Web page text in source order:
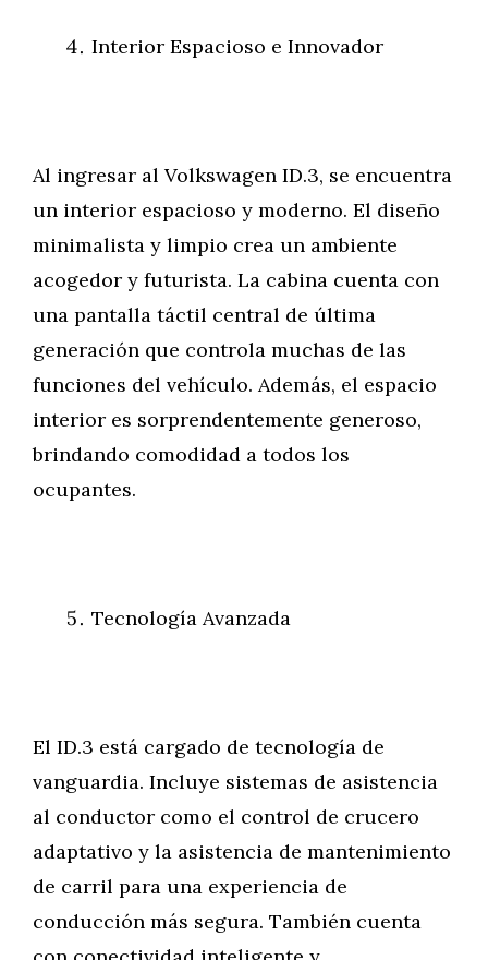
Interior Espacioso e Innovador
Al ingresar al Volkswagen ID.3, se encuentra
un interior espacioso y moderno. El diseño
minimalista y limpio crea un ambiente
acogedor y futurista. La cabina cuenta con
una pantalla táctil central de última
generación que controla muchas de las
funciones del vehículo. Además, el espacio
interior es sorprendentemente generoso,
brindando comodidad a todos los
ocupantes.
Tecnología Avanzada
El ID.3 está cargado de tecnología de
vanguardia. Incluye sistemas de asistencia
al conductor como el control de crucero
adaptativo y la asistencia de mantenimiento
de carril para una experiencia de
conducción más segura. También cuenta